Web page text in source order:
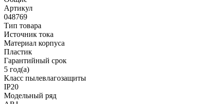
Артикул
048769
Тип товара
Источник тока
Материал корпуса
Пластик
Гарантийный срок
5 год(а)
Класс пылевлагозащиты
IP20
Модельный ряд